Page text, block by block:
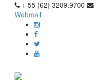
+ 55 (62) 3209.9700
Webmail